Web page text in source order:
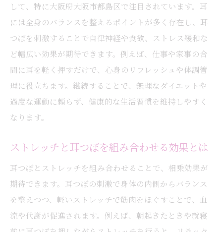
耳つぼがサポートする体型維持の秘訣
ストレッチも組み合わせた耳つぼケアの魅力
耳つぼケアを充実させるストレッチの工夫
日常に取り入れやすい耳つぼストレッチ法
耳つぼとストレッチでリバウンド対策を強
忙しい女性に耳つぼが選ばれる理由とは
耳つぼが忙しい毎日に寄り添う理由
短時間で実感できる耳つぼの効果と魅力
耳つぼが仕事や家事の合間にもできる秘密
ストレス軽減にも役立つ耳つぼ活用法
して、特に大阪府大阪市都島区で注目されています。耳
には全身のバランスを整えるポイントが多く存在し、耳
つぼを刺激することで自律神経や食欲、ストレス緩和な
ど幅広い効果が期待できます。例えば、仕事や家事の合
間に耳を軽く押すだけで、心身のリフレッシュや体調管
理に役立ちます。継続することで、無理なダイエットや
過度な運動に頼らず、健康的な生活習慣を維持しやすく
なります。
ストレッチと耳つぼを組み合わせる効果とは
耳つぼとストレッチを組み合わせることで、相乗効果が
期待できます。耳つぼの刺激で身体の内側からバランス
を整えつつ、軽いストレッチで筋肉をほぐすことで、血
流や代謝が促進されます。例えば、朝起きたときや就寝